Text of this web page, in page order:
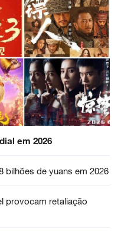
em 2026
bilhões de yuans em 2026
provocam retaliação